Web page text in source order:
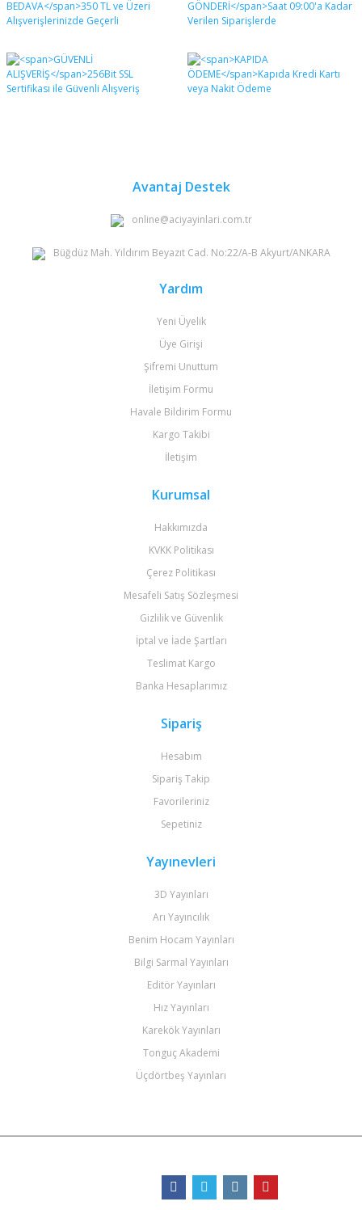
Avantaj Destek
online@aciyayinlari.com.tr
Büğdüz Mah. Yıldırım Beyazıt Cad. No:22/A-B Akyurt/ANKARA
Yardım
Yeni Üyelik
Üye Girişi
Şifremi Unuttum
İletişim Formu
Havale Bildirim Formu
Kargo Takibi
İletişim
Kurumsal
Hakkımızda
KVKK Politikası
Çerez Politikası
Mesafeli Satış Sözleşmesi
Gizlilik ve Güvenlik
İptal ve İade Şartları
Teslimat Kargo
Banka Hesaplarımız
Sipariş
Hesabım
Sipariş Takip
Favorileriniz
Sepetiniz
Yayınevleri
3D Yayınları
Arı Yayıncılık
Benim Hocam Yayınları
Bilgi Sarmal Yayınları
Editör Yayınları
Hız Yayınları
Karekök Yayınları
Tonguç Akademi
Üçdörtbeş Yayınları